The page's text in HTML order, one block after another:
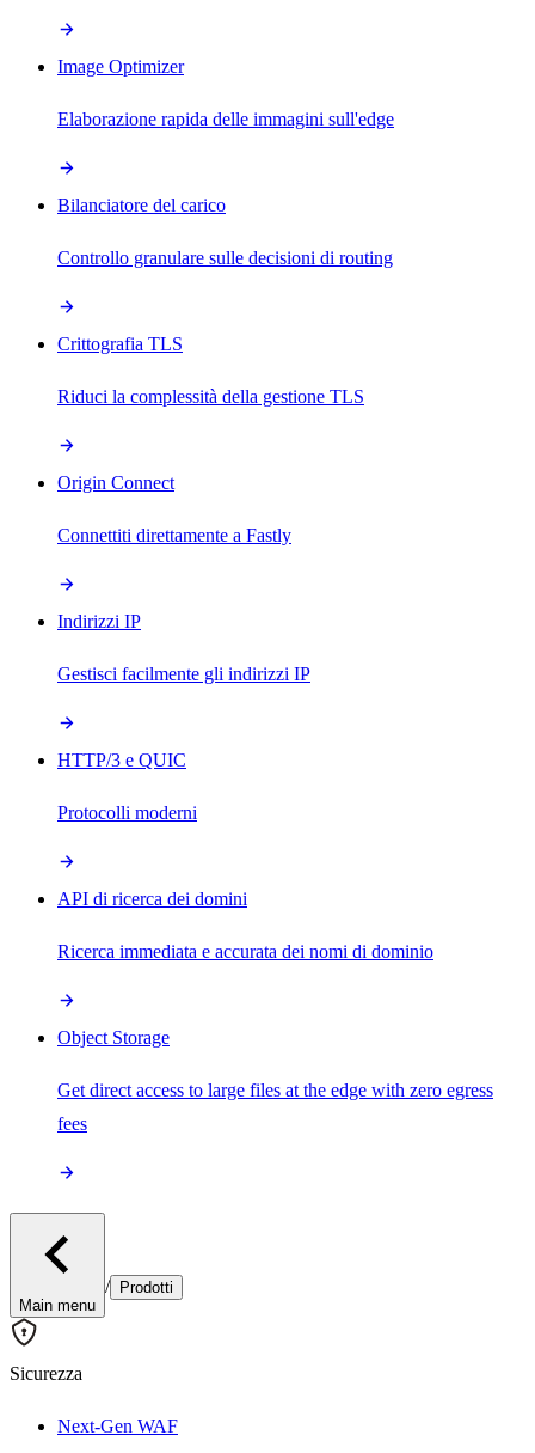
Image Optimizer
Elaborazione rapida delle immagini sull'edge
Bilanciatore del carico
Controllo granulare sulle decisioni di routing
Crittografia TLS
Riduci la complessità della gestione TLS
Origin Connect
Connettiti direttamente a Fastly
Indirizzi IP
Gestisci facilmente gli indirizzi IP
HTTP/3 e QUIC
Protocolli moderni
API di ricerca dei domini
Ricerca immediata e accurata dei nomi di dominio
Object Storage
Get direct access to large files at the edge with zero egress
fees
Main menu
/ Prodotti
Sicurezza
Next-Gen WAF